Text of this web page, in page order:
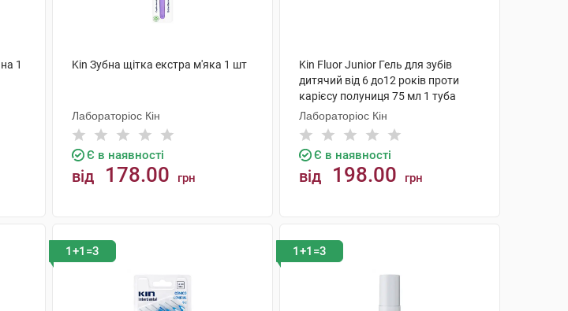
1
Kin Зубна щітка екстра м'яка 1 шт
Лабораторіос Кін
Є в наявності
від 178.00 грн
Kin Fluor Junior Гель для зубів
дитячий від 6 до12 років проти
карієсу полуниця 75 мл 1 туба
Лабораторіос Кін
Є в наявності
від 198.00 грн
1+1=3 1+1=3